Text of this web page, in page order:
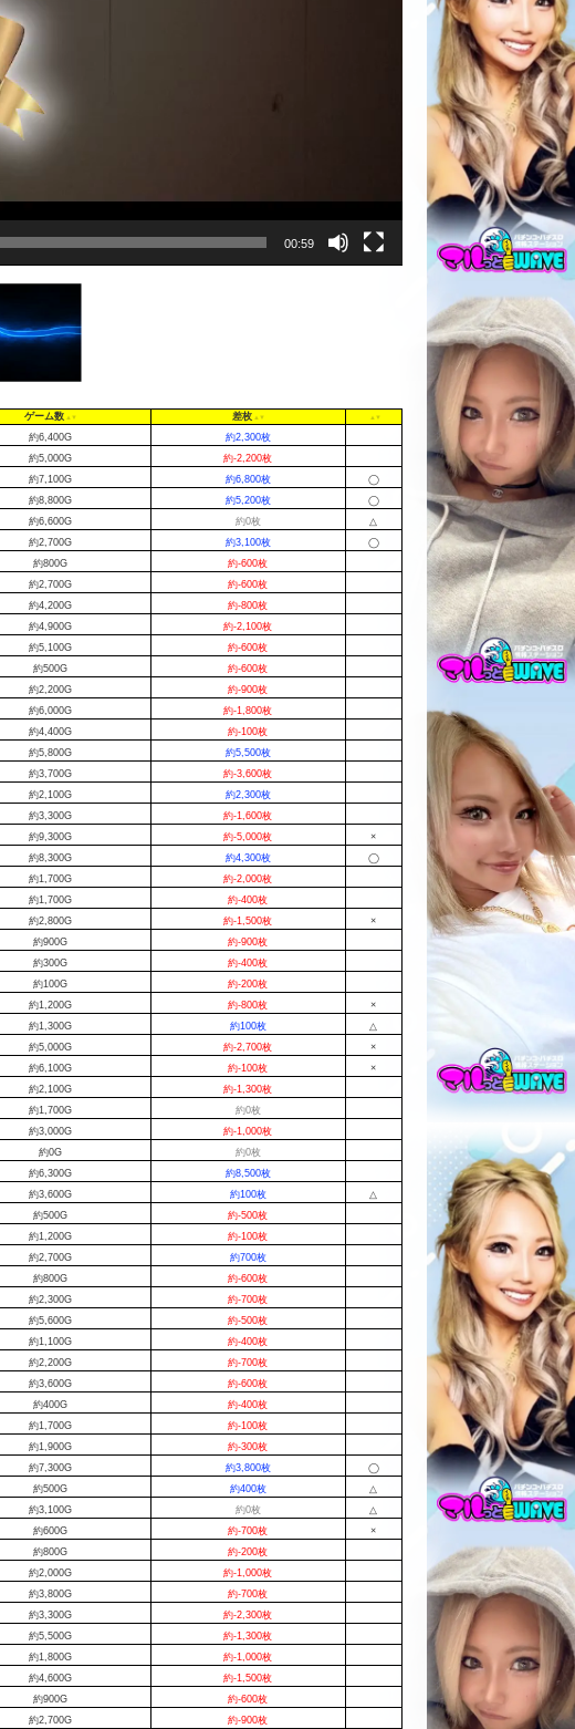
00:59
ゲーム数 差枚
約6,400G 約2,300枚
約5,000G 約-2,200枚
約7,100G 約6,800枚 ◯
約8,800G 約5,200枚 ◯
約6,600G 約0枚 △
約2,700G 約3,100枚 ◯
約800G 約-600枚
約2,700G 約-600枚
約4,200G 約-800枚
約4,900G 約-2,100枚
約5,100G 約-600枚
約500G 約-600枚
約2,200G 約-900枚
約6,000G 約-1,800枚
約4,400G 約-100枚
約5,800G 約5,500枚
約3,700G 約-3,600枚
約2,100G 約2,300枚
約3,300G 約-1,600枚
約9,300G 約-5,000枚 ×
約8,300G 約4,300枚 ◯
約1,700G 約-2,000枚
約1,700G 約-400枚
約2,800G 約-1,500枚 ×
約900G 約-900枚
約300G 約-400枚
約100G 約-200枚
約1,200G 約-800枚 ×
約1,300G 約100枚 △
約5,000G 約-2,700枚 ×
約6,100G 約-100枚 ×
約2,100G 約-1,300枚
約1,700G 約0枚
約3,000G 約-1,000枚
約0G 約0枚
約6,300G 約8,500枚
約3,600G 約100枚 △
約500G 約-500枚
約1,200G 約-100枚
約2,700G 約700枚
約800G 約-600枚
約2,300G 約-700枚
約5,600G 約-500枚
約1,100G 約-400枚
約2,200G 約-700枚
約3,600G 約-600枚
約400G 約-400枚
約1,700G 約-100枚
約1,900G 約-300枚
約7,300G 約3,800枚 ◯
約500G 約400枚 △
約3,100G 約0枚 △
約600G 約-700枚 ×
約800G 約-200枚
約2,000G 約-1,000枚
約3,800G 約-700枚
約3,300G 約-2,300枚
約5,500G 約-1,300枚
約1,800G 約-1,000枚
約4,600G 約-1,500枚
約900G 約-600枚
約2,700G 約-900枚